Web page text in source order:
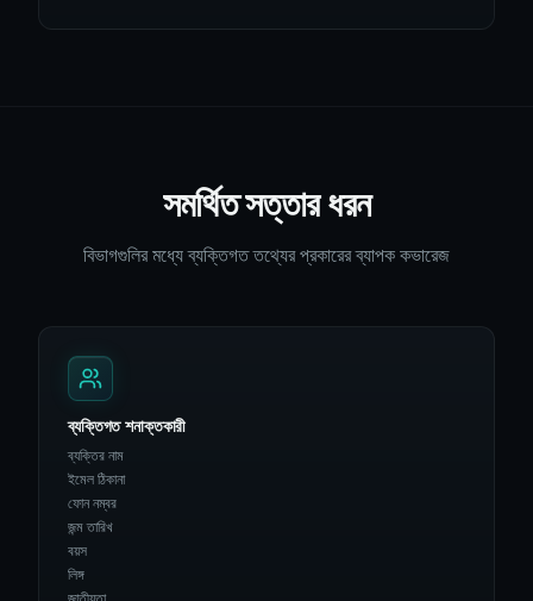
সমর্থিত সত্তার ধরন
বিভাগগুলির মধ্যে ব্যক্তিগত তথ্যের প্রকারের ব্যাপক কভারেজ
ব্যক্তিগত শনাক্তকারী
ব্যক্তির নাম
ইমেল ঠিকানা
ফোন নম্বর
জন্ম তারিখ
বয়স
লিঙ্গ